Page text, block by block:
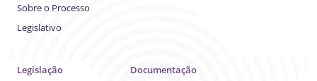
Sobre o Processo
Legislativo
Legislação
Documentação